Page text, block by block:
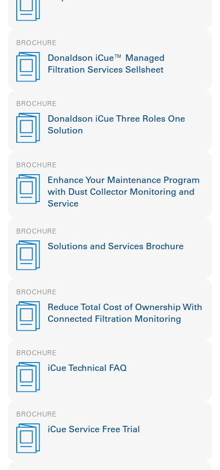
BROCHURE
Donaldson iCue™ Managed
Filtration Services Sellsheet
BROCHURE
Donaldson iCue Three Roles One
Solution
BROCHURE
Enhance Your Maintenance Program
with Dust Collector Monitoring and
Service
BROCHURE
Solutions and Services Brochure
BROCHURE
Reduce Total Cost of Ownership With
Connected Filtration Monitoring
BROCHURE
iCue Technical FAQ
BROCHURE
iCue Service Free Trial